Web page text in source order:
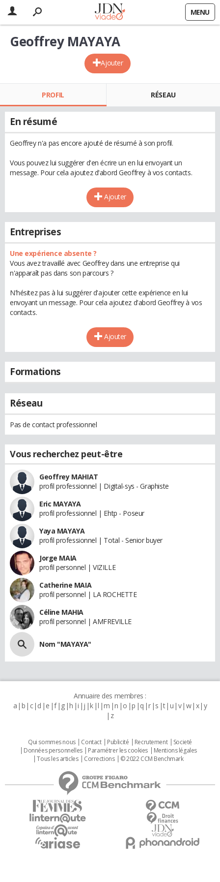
MENU
Ajouter
Geoffrey MAYAYA
PROFIL RÉSEAU
En résumé
Geoffrey n'a pas encore ajouté de résumé à son profil.
Vous pouvez lui suggérer d'en écrire un en lui envoyant un
message. Pour cela ajoutez d'abord Geoffrey à vos contacts.
Ajouter
Entreprises
Une expérience absente ?
Vous avez travaillé avec Geoffrey dans une entreprise qui
n'apparaît pas dans son parcours ?
N'hésitez pas à lui suggérer d'ajouter cette expérience en lui
envoyant un message. Pour cela ajoutez d'abord Geoffrey à vos
contacts.
Ajouter
Formations
Réseau
Pas de contact professionnel
Vous recherchez peut-être
Geoffrey MAHIAT
profil professionnel | Digital-sys - Graphiste
Eric MAYAYA
profil professionnel | Ehtp - Poseur
Yaya MAYAYA
profil professionnel | Total - Senior buyer
Jorge MAIA
profil personnel | VIZILLE
Catherine MAIA
profil personnel | LA ROCHETTE
Céline MAHIA
profil personnel | AMFREVILLE
Nom "MAYAYA"
Annuaire des membres :
a b c d e f g h i j k l m n o p q r s t u v w x y
z
Qui sommes nous Contact Publicité Recrutement
Societé
Données personnelles
Paramétrer les cookies
Mentions légales
Tous les articles
Corrections © 2022 CCM Benchmark